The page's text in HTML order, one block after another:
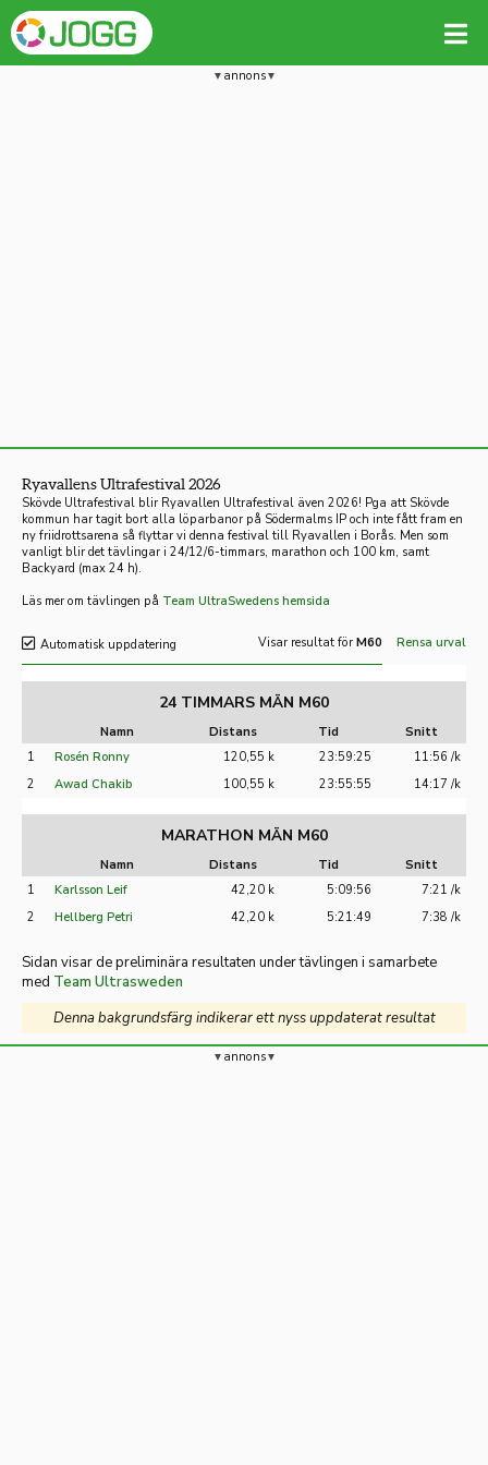
annons
Ryavallens Ultrafestival 2026
Skövde Ultrafestival blir Ryavallen Ultrafestival även 2026! Pga att Skövde
kommun har tagit bort alla löparbanor på Södermalms IP och inte fått fram en
ny friidrottsarena så flyttar vi denna festival till Ryavallen i Borås. Men som
vanligt blir det tävlingar i 24/12/6-timmars, marathon och 100 km, samt
Backyard (max 24 h).
Läs mer om tävlingen på Team UltraSwedens hemsida
Automatisk uppdatering Visar resultat för M60 Rensa urval
24 TIMMARS MÄN M60
Namn Distans Tid
Snitt
1
Rosén Ronny 120,55 k 23:59:25
11:56 /k
2
Awad Chakib 100,55 k 23:55:55 14:17 /k
MARATHON MÄN M60
Namn Distans Tid
Snitt
1
Karlsson Leif 42,20 k 5:09:56
7:21 /k
2
Hellberg Petri 42,20 k 5:21:49 7:38 /k
Sidan visar de preliminära resultaten under tävlingen i samarbete
med Team Ultrasweden
Denna bakgrundsfärg indikerar ett nyss uppdaterat resultat
annons